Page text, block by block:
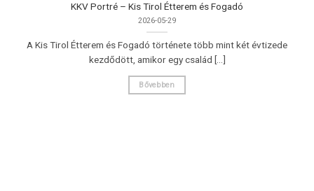
KKV Portré – Kis Tirol Étterem és Fogadó
2026-05-29
A Kis Tirol Étterem és Fogadó története több mint két évtizede
kezdődött, amikor egy család [...]
Bővebben